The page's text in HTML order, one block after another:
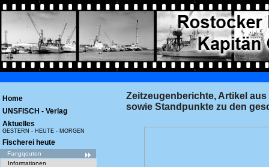
Home
UNSFISCH - Verlag
Aktuelles
GESTERN - HEUTE - MORGEN
Fischerei heute
Fangqouten
Informationen
Zeitzeugenberichte, Artikel
sowie Standpunkte zu den